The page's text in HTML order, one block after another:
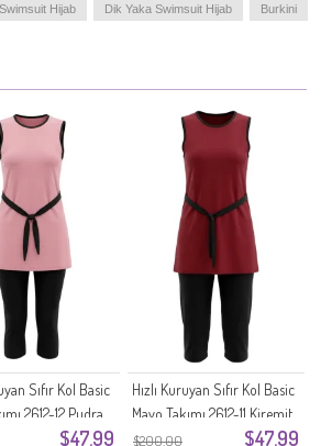
Hijab Dik Yaka Swimsuit Hijab Burkini
$47.99
Sıfır Kol Basic
2612-12 Pudra
$200.00 $47.99
Hızlı Kuruyan Sıfır Kol Basic
Mayo Takımı 2612-11 Kiremit